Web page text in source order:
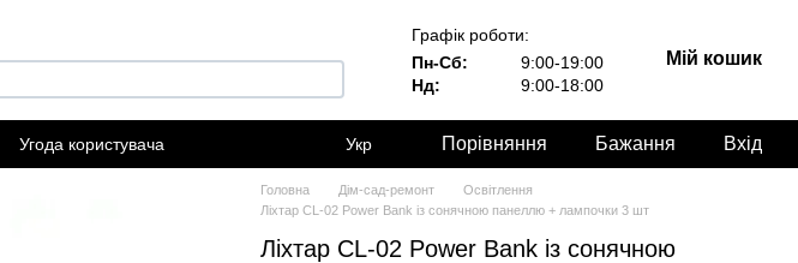
Графік роботи:
Пн-Сб:
9:00-19:00
Нд:
9:00-18:00
Мій кошик
Угода користувача
Укр Порівняння Бажання Вхід
Головна Дім-сад-ремонт
Освітлення
Ліхтар CL-02 Power Bank із сонячною панеллю + лампочки 3 шт
Ліхтар CL-02 Power Bank із сонячною